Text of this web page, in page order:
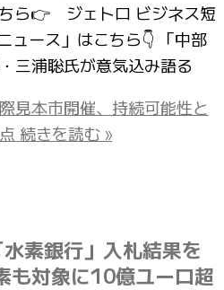
ら👉 ジェトロ ビジネス短
ース」はこちら👇 「中部
三浦聡氏が意気込み語る
見本市開催、持続可能性と
続きを読む »
素銀行」入札結果を
も対象に10億ユーロ超